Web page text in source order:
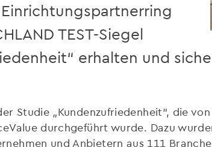
TEST-Siegel
erhalten und
Studie „Kundenzufriedenheit“, die
durchgeführt wurde. Dazu
und Anbietern aus 111